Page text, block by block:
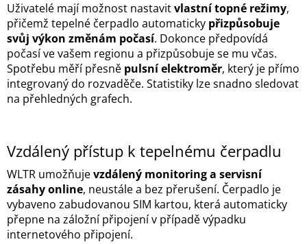
Uživatelé mají možnost nastavitvlastní topné režimy,
přičemž tepelné čerpadlo automaticky přizpůsobuje
svůj výkon změnám počasí. Dokonce předpovídá
počasí ve vašem regionu a přizpůsobuje se mu včas.
Spotřebu měří přesně pulsní elektroměr, který je přímo
integrovaný do rozvaděče. Statistiky lze snadno sledovat
na přehledných grafech.
Vzdálený přístup k tepelnému čerpadlu
WLTR umožňujevzdálený monitoring a servisní
zásahy online, neustále a bez přerušení. Čerpadlo je
vybaveno zabudovanou SIM kartou, která automaticky
přepne na záložní připojení v případě výpadku
internetového připojení.